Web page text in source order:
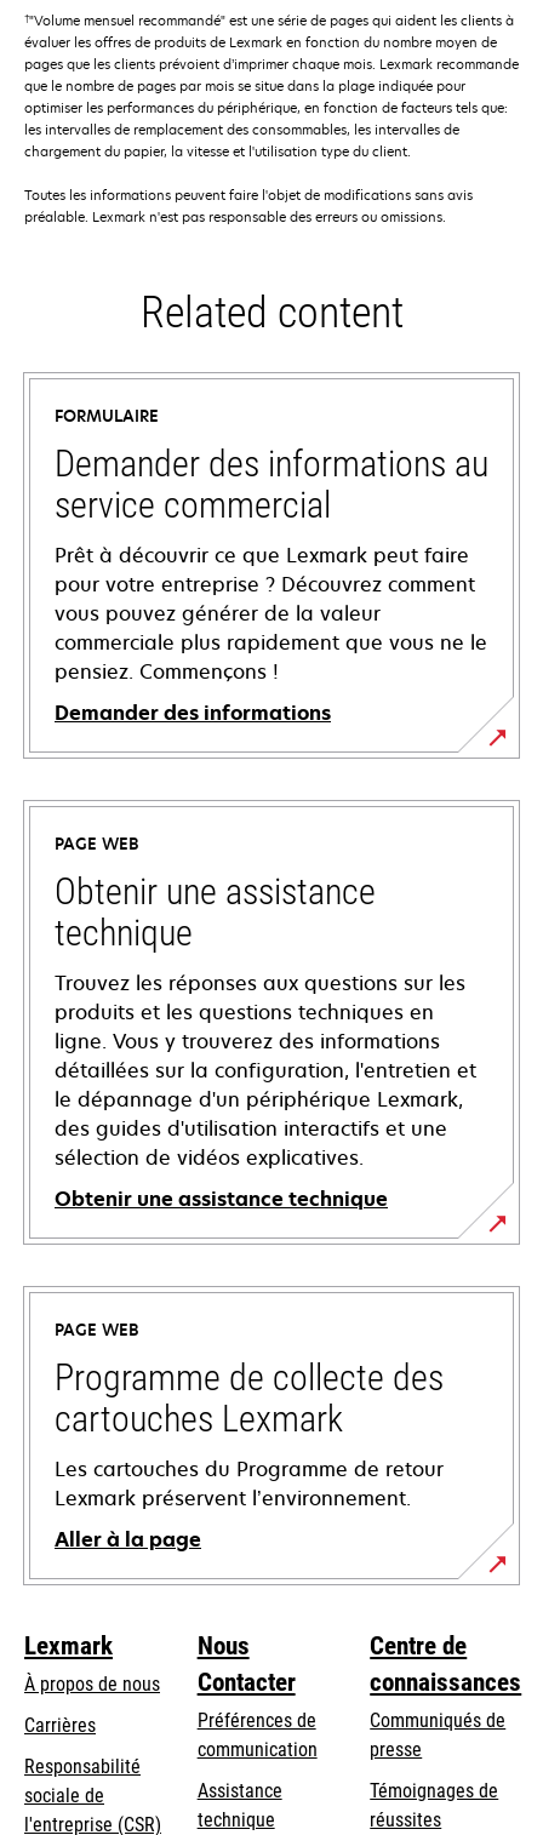
†"Volume mensuel recommandé" est une série de pages qui aident les clients à
évaluer les offres de produits de Lexmark en fonction du nombre moyen de
pages que les clients prévoient d’imprimer chaque mois. Lexmark recommande
que le nombre de pages par mois se situe dans la plage indiquée pour
optimiser les performances du périphérique, en fonction de facteurs tels que:
les intervalles de remplacement des consommables, les intervalles de
chargement du papier, la vitesse et l'utilisation type du client.
Toutes les informations peuvent faire l'objet de modifications sans avis
préalable. Lexmark n'est pas responsable des erreurs ou omissions.
Related content
FORMULAIRE
Demander des informations au
service commercial
Prêt à découvrir ce que Lexmark peut faire
pour votre entreprise ? Découvrez comment
vous pouvez générer de la valeur
commerciale plus rapidement que vous ne le
pensiez. Commençons !
Demander des informations
PAGE WEB
Obtenir une assistance
technique
Trouvez les réponses aux questions sur les
produits et les questions techniques en
ligne. Vous y trouverez des informations
détaillées sur la configuration, l'entretien et
le dépannage d'un périphérique Lexmark,
des guides d'utilisation interactifs et une
sélection de vidéos explicatives.
Obtenir une assistance technique
s’ouvre
dans
nouvel
onglet
PAGE WEB
Programme de collecte des
cartouches Lexmark
Les cartouches du Programme de retour
Lexmark préservent l’environnement.
Aller à la page
Lexmark
À propos de nous
Carrières
s’ouvre
dans
un
Responsabilité
sociale de
l'entreprise (CSR) s’ouvre
Nous
Contacter
Préférences de
communication
s’ouvre
dans
Assistance
techniques’ouvre
Centre de
connaissances
Communiqués de
presse
Témoignages de
réussites